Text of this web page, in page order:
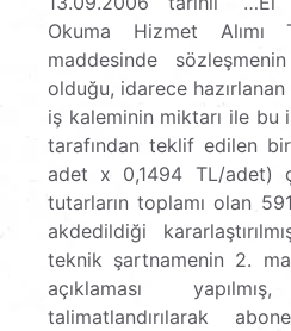
Okuma Hizmet Alımı
maddesinde
olduğu, idarece
iş kaleminin miktarı ile
tarafından teklif edilen
adet x 0,1494 TL/adet)
tutarların toplamı olan
akdedildiği
teknik şartnamenin 2.
açıklaması
talimatlandırılarak